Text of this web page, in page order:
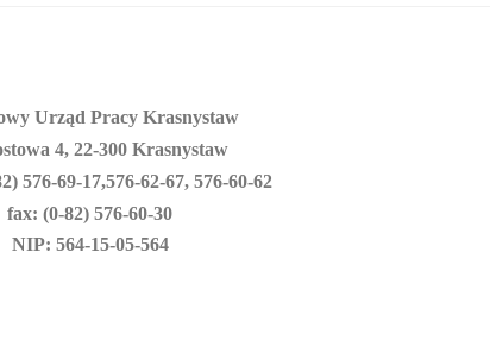
Urząd Pracy Krasnystaw
4, 22-300 Krasnystaw
576-69-17,576-62-67, 576-60-62
fax: (0-82) 576-60-30
NIP: 564-15-05-564